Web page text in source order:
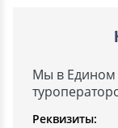
Мы в Едином
Реквизиты: